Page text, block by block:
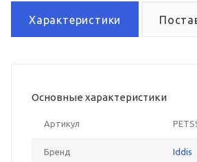
Характеристики
Основные характеристики
Артикул
Бренд Iddis